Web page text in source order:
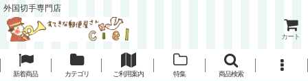
外国切手専門店
カート
新着商品 カテゴリ ご利用案内 特集 商品検索